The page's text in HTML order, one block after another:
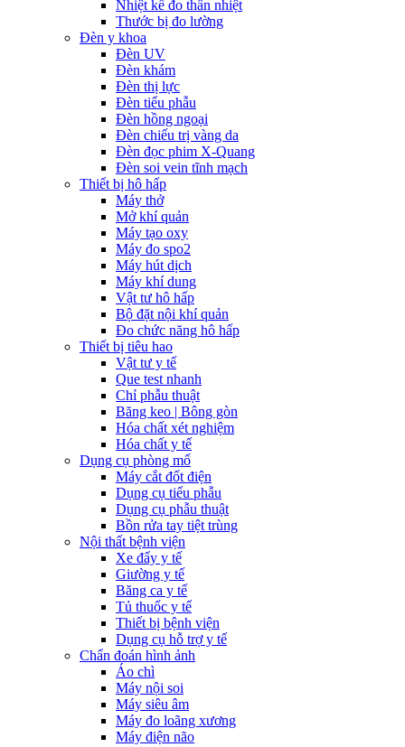
Nhiệt kế đo thân nhiệt
Thước bị đo lường
Đèn y khoa
Đèn UV
Đèn khám
Đèn thị lực
Đèn tiểu phẫu
Đèn hồng ngoại
Đèn chiếu trị vàng da
Đèn đọc phim X-Quang
Đèn soi vein tĩnh mạch
Thiết bị hô hấp
Máy thở
Mở khí quản
Máy tạo oxy
Máy đo spo2
Máy hút dịch
Máy khí dung
Vật tư hô hấp
Bộ đặt nội khí quản
Đo chức năng hô hấp
Thiết bị tiêu hao
Vật tư y tế
Que test nhanh
Chỉ phẫu thuật
Băng keo | Bông gòn
Hóa chất xét nghiệm
Hóa chất y tế
Dụng cụ phòng mổ
Máy cắt đốt điện
Dụng cụ tiểu phẫu
Dụng cụ phẫu thuật
Bồn rửa tay tiệt trùng
Nội thất bệnh viện
Xe đẩy y tế
Giường y tế
Băng ca y tế
Tủ thuốc y tế
Thiết bị bệnh viện
Dụng cụ hỗ trợ y tế
Chẩn đoán hình ảnh
Áo chì
Máy nội soi
Máy siêu âm
Máy đo loãng xương
Máy điện não